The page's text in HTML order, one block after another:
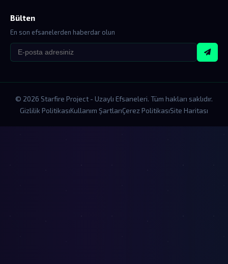
Bülten
En son efsanelerden haberdar olun
© 2026 Starfire Project - Uzaylı Efsaneleri. Tüm hakları saklıdır.
Gizlilik PolitikasıKullanım ŞartlarıÇerez PolitikasıSite Haritası